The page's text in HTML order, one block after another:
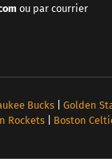
ou par courrier
Bucks| Golden
Rockets| Boston